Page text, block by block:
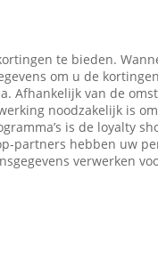
te bieden.
om u de
Afhankelijk van de
noodzakelijk is
is de loyalty
partners hebben uw
verwerken